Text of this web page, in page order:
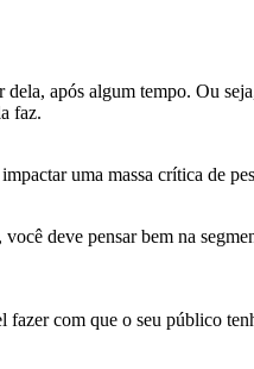
após algum tempo. Ou
faz.
uma massa crítica de
deve pensar bem na
com que o seu público